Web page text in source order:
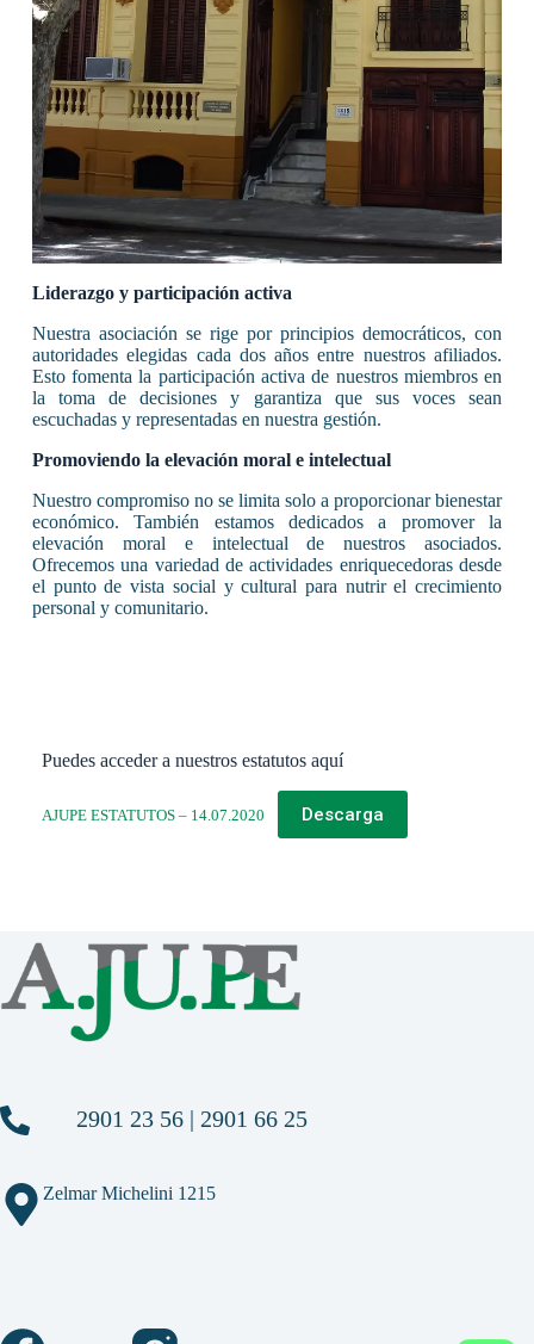
Liderazgo y participación activa
Nuestra asociación se rige por principios democráticos, con
autoridades elegidas cada dos años entre nuestros afiliados.
Esto fomenta la participación activa de nuestros miembros en
la toma de decisiones y garantiza que sus voces sean
escuchadas y representadas en nuestra gestión.
Promoviendo la elevación moral e intelectual
Nuestro compromiso no se limita solo a proporcionar bienestar
económico. También estamos dedicados a promover la
elevación moral e intelectual de nuestros asociados.
Ofrecemos una variedad de actividades enriquecedoras desde
el punto de vista social y cultural para nutrir el crecimiento
personal y comunitario.
Puedes acceder a nuestros estatutos aquí
AJUPE ESTATUTOS – 14.07.2020 Descarga
2901 23 56 | 2901 66 25
Zelmar Michelini 1215